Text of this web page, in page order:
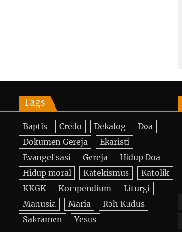
Tags
Baptis Credo Dekalog
Doa
Dokumen Gereja
Ekaristi
Evangelisasi
Gereja
Hidup Doa
Hidup moral
Katekismus
Katolik
KKGK
Kompendium
Liturgi
Manusia
Maria
Roh Kudus
Sakramen
Yesus